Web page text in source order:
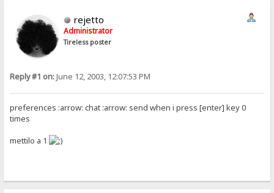
rejetto
Administrator
Tireless poster
Reply #1 on:June 12, 2003, 12:07:53 PM
preferences :arrow: chat :arrow: send when i press [enter] key 0
times
mettilo a 1